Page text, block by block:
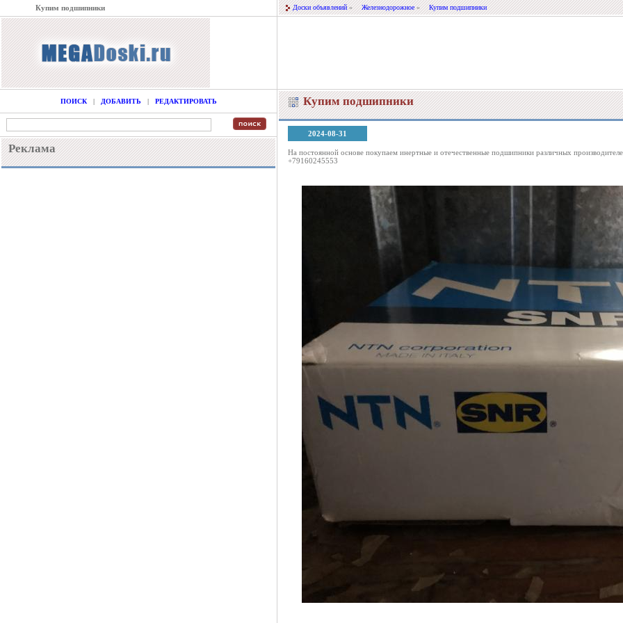
Купим подшипники Доски объявлений» Железнодорожное» Купим подшипники
ПОИСК| ДОБАВИТЬ | РЕДАКТИРОВАТЬ
Реклама
Купим подшипники
2024-08-31
На постоянной основе покупаем инертные и отечественные подшипники различных
+79160245553